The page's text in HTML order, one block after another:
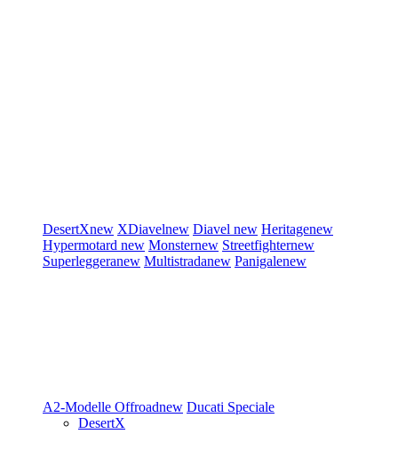
DesertXnew XDiavelnew Diavel new Heritagenew
Hypermotard new Monsternew Streetfighternew
Superleggeranew Multistradanew Panigalenew
A2-Modelle Offroadnew Ducati Speciale
DesertX